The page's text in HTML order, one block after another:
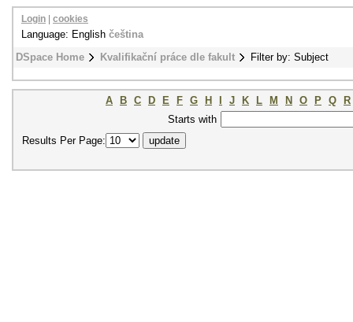
DSpace Home Kvalifikační práce dle fakult Filter by: Subject
Login cookies
Language: English čeština
A B C D E F G H J K L M N O P Q
R
Starts with
Results Per Page: